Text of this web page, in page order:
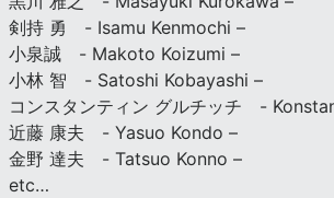
剣持 勇 - Isamu Kenmochi –
小泉誠 - Makoto Koizumi –
小林 智 - Satoshi Kobayashi –
コンスタンティン グルチッチ -
近藤 康夫 - Yasuo Kondo –
金野 達夫 - Tatsuo Konno –
etc…